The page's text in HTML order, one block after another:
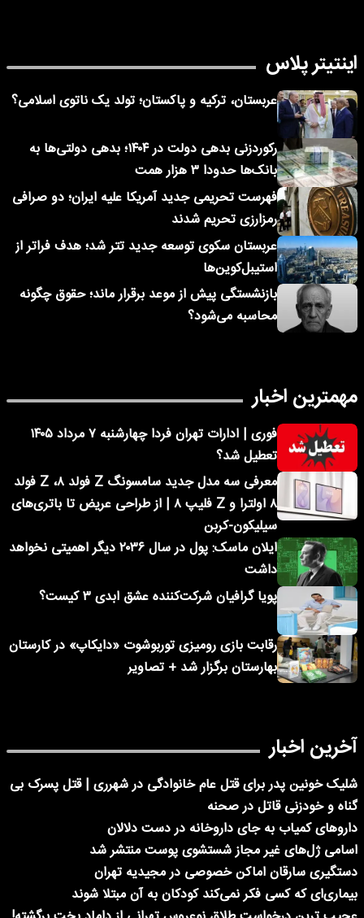
اینتیتر پلاس
عربستان، ترکیه و پاکستان؛ تولد یک ناتوی اسلامی؟
رکوردزنی بدهی دولت در ۱۴۰۴؛ بدهی دولتی‌ها به
بانک‌ها حدودا ۳ هزار همت
فهرست تحریمی جدید آمریکا علیه ایران؛ دو صرافی
رمزارزی تحریم شدند
عربستان سکوی توسعه جدید تتر شد؛ هدف فراتر از
استیبل‌کوین‌ها
بازنشستگی پیش از موعد برقرار ماند؛ حقوق چگونه
محاسبه می‌شود؟
مهمترین اخبار
فوری | ادارات تهران فردا چهارشنبه ۷ مرداد ۱۴۰۵
تعطیل شد؟
معرفی سه مدل جدید سامسونگ Z فولد ۸، Z فولد
۸ اولترا و Z فلیپ ۸ | از طراحی عریض تا باتری‌های
سیلیکون-کربن
ایلان ماسک: پول در سال ۲۰۳۶ دیگر اهمیتی نخواهد
داشت
پویا گرافیان شرکت‌کننده عشق ابدی ۳ کیست؟
رقابت بازی رومیزی توربوشوت «دایکاپ» در کارستان
بهارستان برگزار شد + تصاویر
آخرین اخبار
شلیک خونین پدر برای قتل عام خانوادگی در شهرری | قتل پسرک بی
گناه و خودزنی قاتل در صحنه
داروهای کمیاب به جای داروخانه در دست دلالان
اسامی ژل‌های غیر مجاز شستشوی پوست منتشر شد
دستگیری سارقان اماکن خصوصی در مجیدیه تهران
بیماری‌ای که کسی فکر نمی‌کند کودکان به آن مبتلا شوند